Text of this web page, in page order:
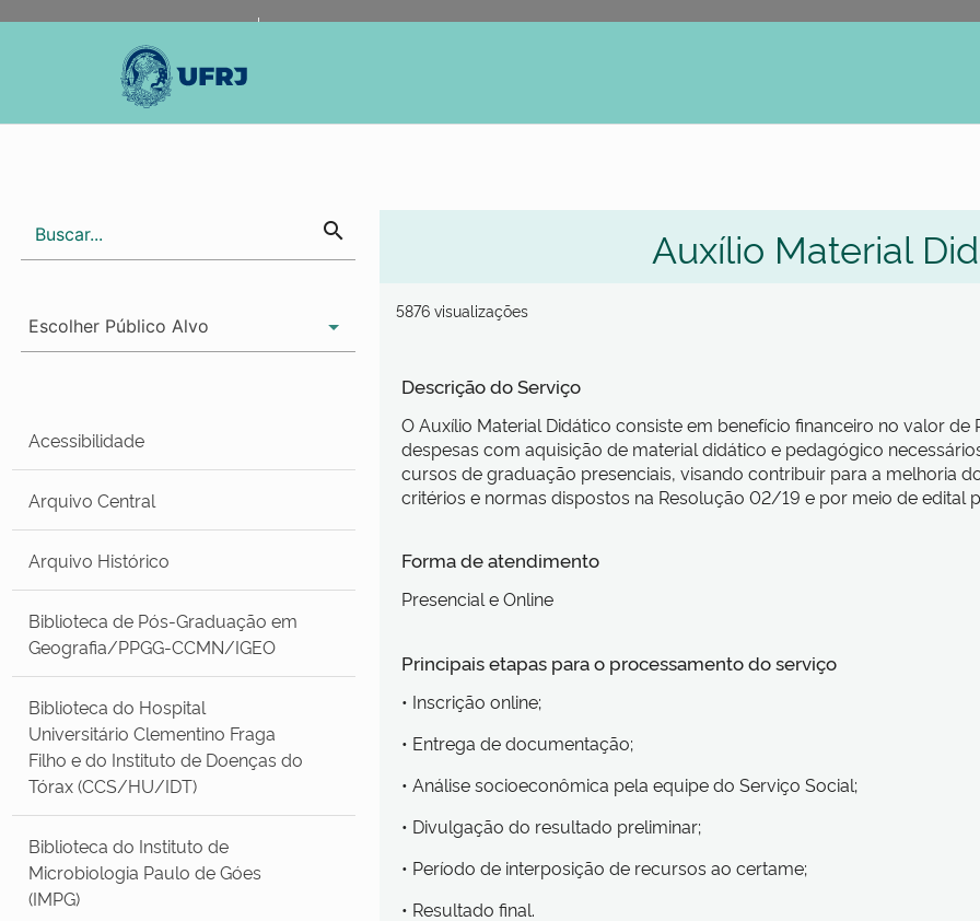
search
Acessibilidade
Arquivo Central
Arquivo Histórico
Biblioteca de Pós-Graduação em
Geografia/PPGG-CCMN/IGEO
Biblioteca do Hospital
Universitário Clementino Fraga
Filho e do Instituto de Doenças do
Tórax (CCS/HU/IDT)
Biblioteca do Instituto de
Microbiologia Paulo de Góes
(IMPG)
Auxílio Material
5876 visualizações
Descrição do Serviço
O Auxílio Material Didático consiste em benefício financeiro no valor
despesas com aquisição de material didático e pedagógico
cursos de graduação presenciais, visando contribuir para a melhoria
critérios e normas dispostos na Resolução 02/19 e por meio de edital
Forma de atendimento
Presencial e Online
Principais etapas para o processamento do serviço
• Inscrição online;
• Entrega de documentação;
• Análise socioeconômica pela equipe do Serviço Social;
• Divulgação do resultado preliminar;
• Período de interposição de recursos ao certame;
• Resultado final.